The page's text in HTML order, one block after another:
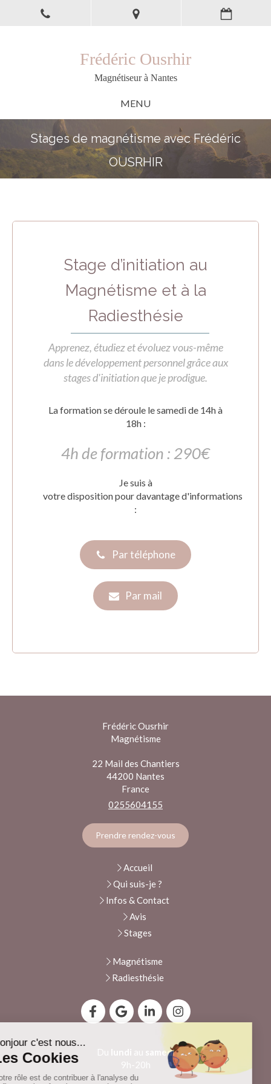
Frédéric Ousrhir
Magnétiseur à Nantes
MENU
Stages de magnétisme avec Frédéric
OUSRHIR
Stage d’initiation au
Magnétisme et à la
Radiesthésie
Apprenez, étudiez et évoluez vous-même
dans le développement personnel grâce aux
stages d'initiation que je prodigue.
​La formation se déroule le samedi de 14h à
18h :​
4h de formation : 290€
Je suis à
votre disposition pour davantage d'informations
:
Par téléphone
Par mail
Frédéric Ousrhir
Magnétisme
22 Mail des Chantiers
44200 Nantes
France
0255604155
Prendre rendez-vous
Accueil
Qui suis-je ?
Infos & Contact
Avis
Stages
Magnétisme
Radiesthésie
samedi